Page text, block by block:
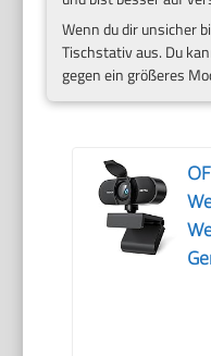
Wenn du dir unsicher
Tischstativ aus. Du
gegen ein größeres